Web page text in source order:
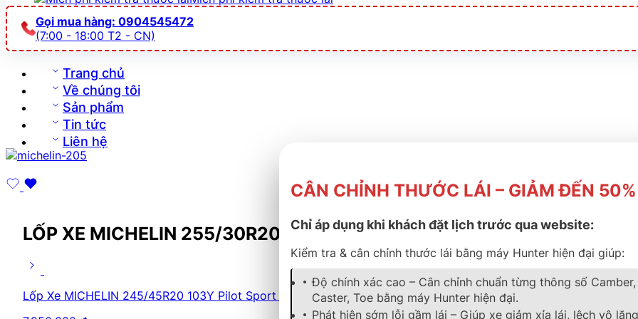
Gọi mua hàng: 0904545472
(7:00 - 18:00 T2 - CN)
Trang chủ
Về chúng tôi
Sản phẩm
Tin tức
Liên hệ
LỐP XE MICHELIN 255/30R20 92Y PILOT SPORT 4S
Lốp Xe MICHELIN 245/45R20 103Y Pilot Sport 4 NFO
CÂN CHỈNH THƯỚC LÁI – GIẢM ĐẾN 50%
Chỉ áp dụng khi khách đặt lịch trước qua website:
Kiểm tra & cân chỉnh thước lái bằng máy Hunter hiện đại giúp:
Độ chính xác cao – Cân chỉnh chuẩn từng thông số Camber,
Caster, Toe bằng máy Hunter hiện đại.
Phát hiện sớm lỗi gầm lái – Giúp xe giảm xỉa lái, lệch vô